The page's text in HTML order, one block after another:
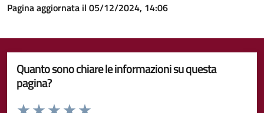
Pagina aggiornata il 05/12/2024, 14:06
Quanto sono chiare le informazioni su questa
pagina?
Valuta da 1 a 5 stelle la pagina